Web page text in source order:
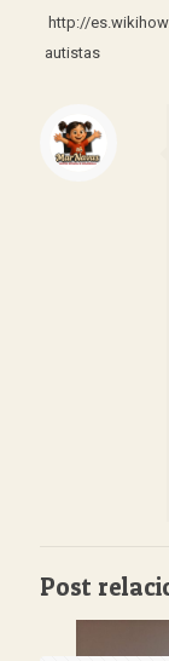
http://
autistas
Post